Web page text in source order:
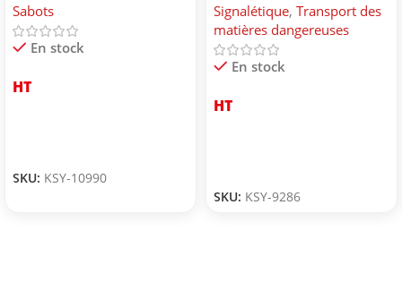
Sabots
En stock
HT
SKU: KSY-10990
Signalétique, Transport des
matières dangereuses
En stock
HT
SKU: KSY-9286